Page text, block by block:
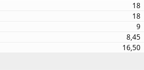
18
18
9
8,45
16,50